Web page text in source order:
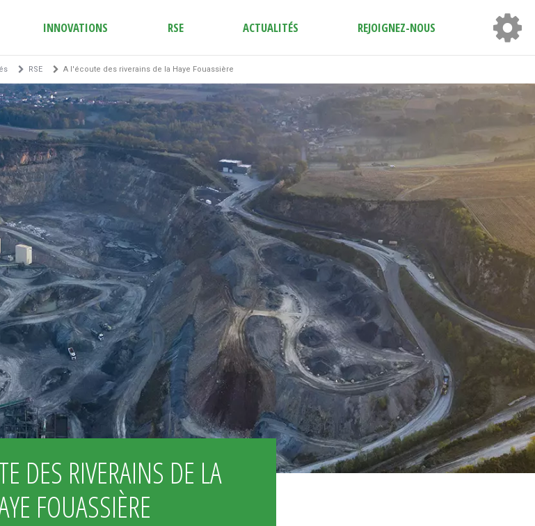
INNOVATIONS RSE ACTUALITÉS REJOIGNEZ-NOUS
RSE A l'écoute des riverains de la Haye Fouassière
DES RIVERAINS DE LA
FOUASSIÈRE